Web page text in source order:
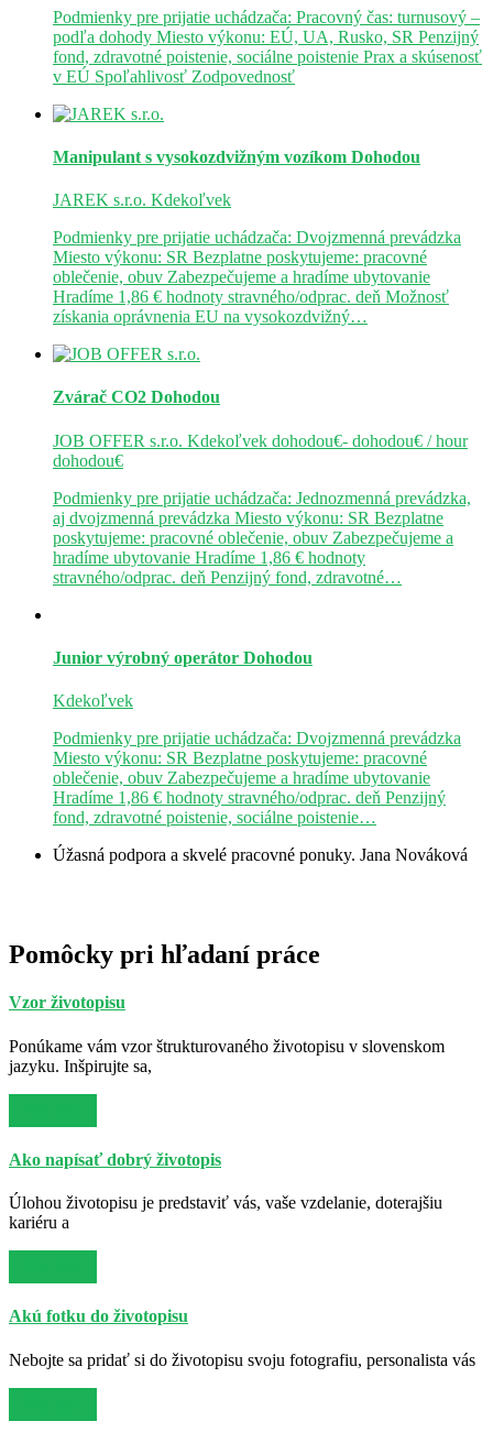
Podmienky pre prijatie uchádzača: Pracovný čas: turnusový –
podľa dohody Miesto výkonu: EÚ, UA, Rusko, SR Penzijný
fond, zdravotné poistenie, sociálne poistenie Prax a skúsenosť
v EÚ Spoľahlivosť Zodpovednosť
Manipulant s vysokozdvižným vozíkom Dohodou
JAREK s.r.o. Kdekoľvek
Podmienky pre prijatie uchádzača: Dvojzmenná prevádzka
Miesto výkonu: SR Bezplatne poskytujeme: pracovné
oblečenie, obuv Zabezpečujeme a hradíme ubytovanie
Hradíme 1,86 € hodnoty stravného/odprac. deň Možnosť
získania oprávnenia EU na vysokozdvižný…
Zvárač CO2 Dohodou
JOB OFFER s.r.o. Kdekoľvek dohodou€- dohodou€ / hour
dohodou€
Podmienky pre prijatie uchádzača: Jednozmenná prevádzka,
aj dvojzmenná prevádzka Miesto výkonu: SR Bezplatne
poskytujeme: pracovné oblečenie, obuv Zabezpečujeme a
hradíme ubytovanie Hradíme 1,86 € hodnoty
stravného/odprac. deň Penzijný fond, zdravotné…
Junior výrobný operátor Dohodou
Kdekoľvek
Podmienky pre prijatie uchádzača: Dvojzmenná prevádzka
Miesto výkonu: SR Bezplatne poskytujeme: pracovné
oblečenie, obuv Zabezpečujeme a hradíme ubytovanie
Hradíme 1,86 € hodnoty stravného/odprac. deň Penzijný
fond, zdravotné poistenie, sociálne poistenie…
Úžasná podpora a skvelé pracovné ponuky. Jana Nováková
Pomôcky pri hľadaní práce
Vzor životopisu
Ponúkame vám vzor štrukturovaného životopisu v slovenskom
jazyku. Inšpirujte sa,
Ako napísať dobrý životopis
Úlohou životopisu je predstaviť vás, vaše vzdelanie, doterajšiu
kariéru a
Akú fotku do životopisu
Nebojte sa pridať si do životopisu svoju fotografiu, personalista vás